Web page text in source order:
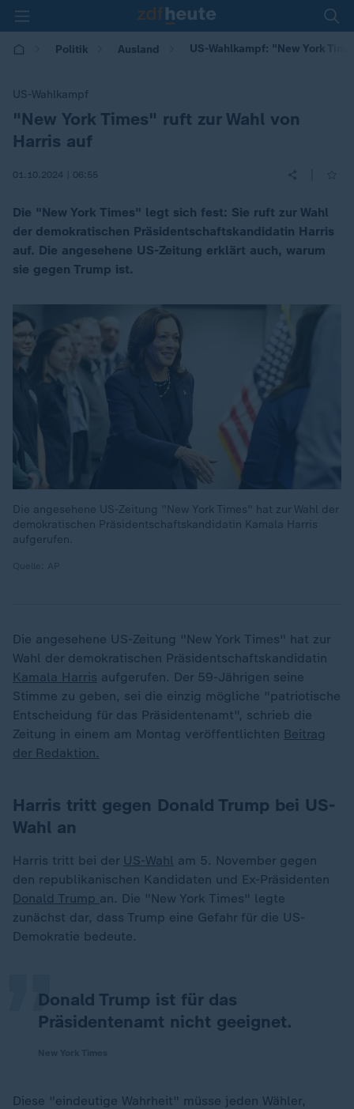
Politik Ausland US-Wahlkampf: "New York
US-Wahlkampf
:"New York Times" ruft zur Wahl von
Harris auf
01.10.2024 | 06:55
Die "New York Times" legt sich fest: Sie ruft zur Wahl
der demokratischen Präsidentschaftskandidatin Harris
auf. Die angesehene US-Zeitung erklärt auch, warum
sie gegen Trump ist.
Die angesehene US-Zeitung "New York Times" hat zur Wahl der
demokratischen Präsidentschaftskandidatin Kamala Harris
aufgerufen.
Die angesehene US-Zeitung "New York Times" hat zur
Wahl der demokratischen Präsidentschaftskandidatin
Kamala Harris aufgerufen. Der 59-Jährigen seine
Stimme zu geben, sei die einzig mögliche "patriotische
Entscheidung für das Präsidentenamt", schrieb die
Zeitung in einem am Montag veröffentlichten Beitrag
der Redaktion.
Harris tritt gegen Donald Trump bei US-
Wahl an
Harris tritt bei der US-Wahl am 5. November gegen
den republikanischen Kandidaten und Ex-Präsidenten
Donald Trump an. Die "New York Times" legte
zunächst dar, dass Trump eine Gefahr für die US-
Demokratie bedeute.
Donald Trump ist für das
Präsidentenamt nicht geeignet.
„
Diese "eindeutige Wahrheit" müsse jeden Wähler,